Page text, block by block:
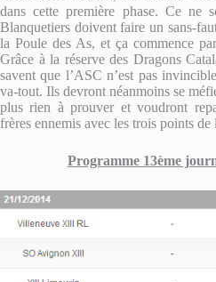
dans cette première phase. Ce ne
Blanquetiers doivent faire un sans-
la Poule des As, et ça commence
Grâce à la réserve des Dragons
savent que l’ASC n’est pas
va-tout. Ils devront néanmoins se
plus rien à prouver et voudront
frères ennemis avec les trois points
Programme 13ème